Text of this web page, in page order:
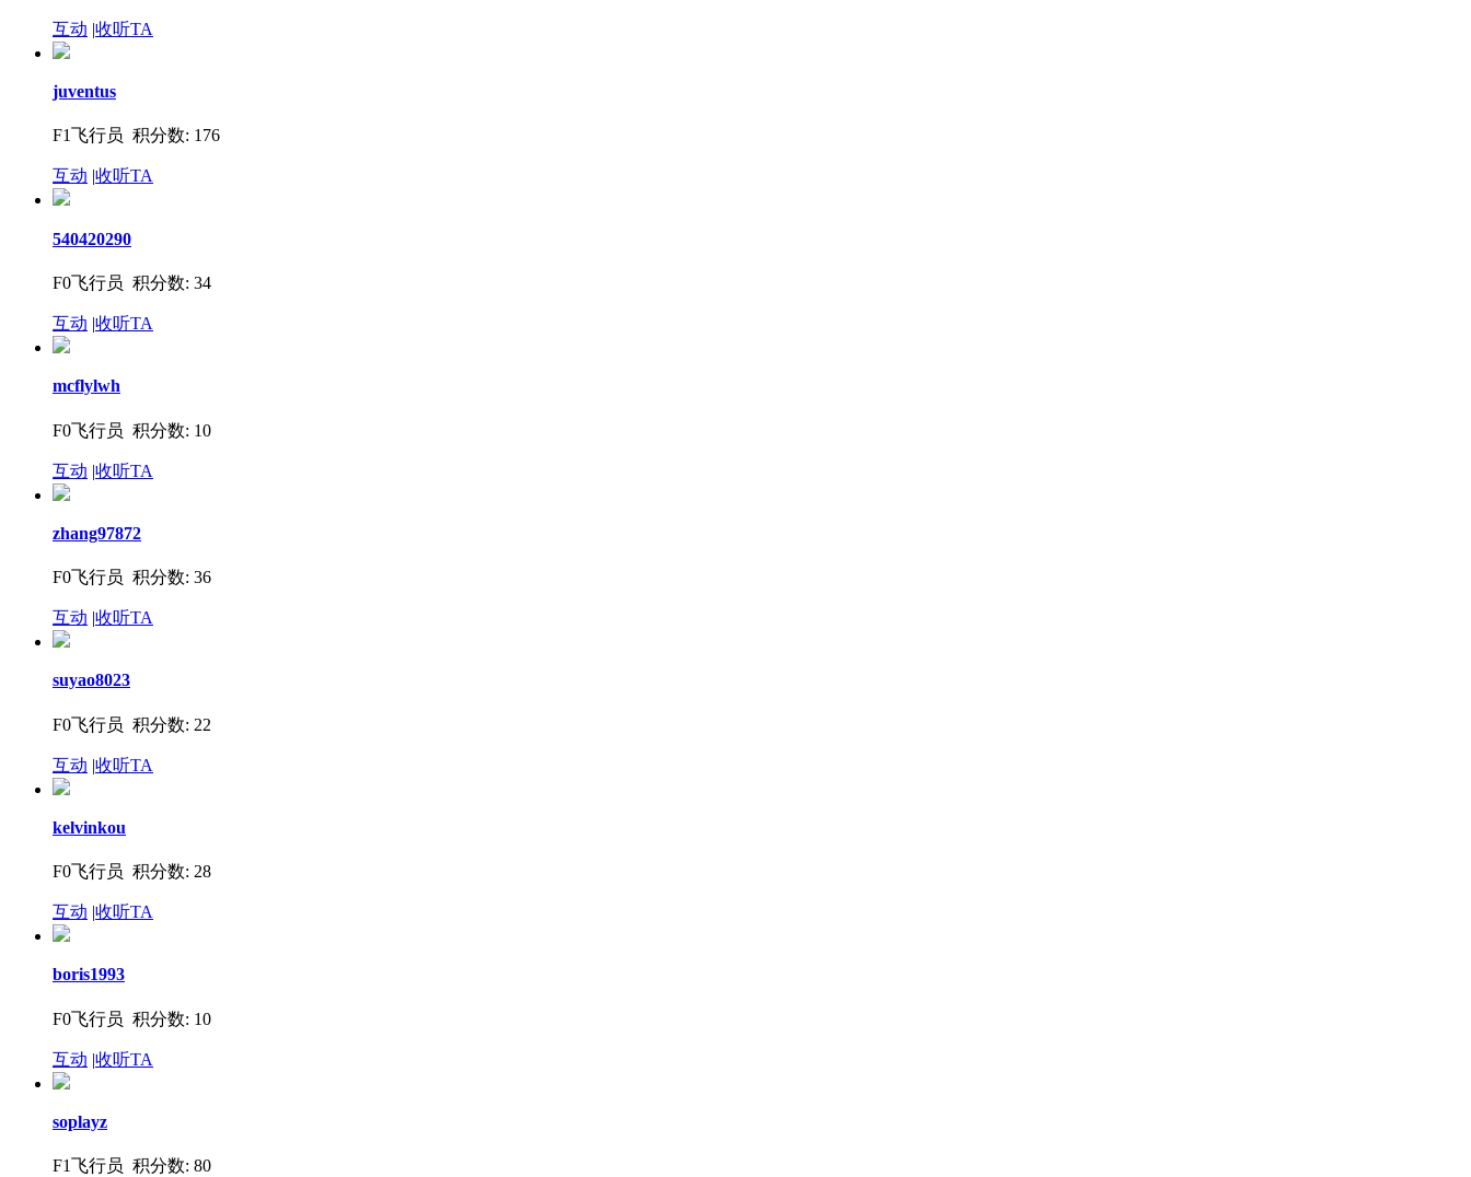
互动 |收听TA
juventus
F1飞行员 积分数: 176
互动 |收听TA
540420290
F0飞行员 积分数: 34
互动 |收听TA
mcflylwh
F0飞行员 积分数: 10
互动 |收听TA
zhang97872
F0飞行员 积分数: 36
互动 |收听TA
suyao8023
F0飞行员 积分数: 22
互动 |收听TA
kelvinkou
F0飞行员 积分数: 28
互动 |收听TA
boris1993
F0飞行员 积分数: 10
互动 |收听TA
soplayz
F1飞行员 积分数: 80